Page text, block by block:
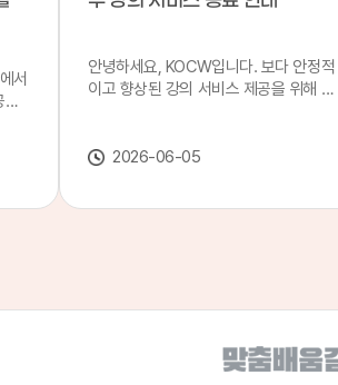
서
하
양
안녕하세요, KOCW입니다. 보다 안정적
이고 향상된 강의 서비스 제공을 위해 강
스가 종료될 예정이오니, 이용에 참고하
종료 강의 안내 이관 작업으로 인해 일부
었습니다. 서비스 종료 강의 목록은 아래
링크에서 확인하실 수 있습니다. → 서비
2026-06-05